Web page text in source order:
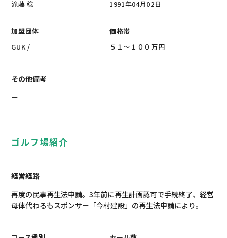
滝藤 稔
1991年04月02日
加盟団体
GUK/
価格帯
５１～１００万円
その他備考
ー
ゴルフ場紹介
経営経路
再度の民事再生法申請。3年前に再生計画認可で手続終了、経営
母体代わるもスポンサー「今村建設」の再生法申請により。